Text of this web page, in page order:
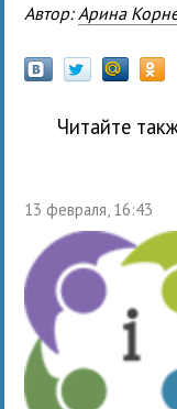
Автор: Арина
Читайте
13 февраля, 16:43